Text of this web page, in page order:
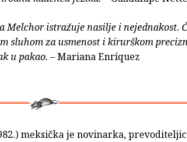
Melchor istražuje nasilje i nejednakost.
sluhom za usmenost i kirurškom
u pakao. – Mariana Enríquez
meksička je novinarka,